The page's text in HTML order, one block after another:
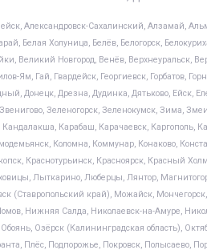
Александровск-Сахалинский, Алзамай,
Белая Холуница, Белёв, Белогорск,
Великий Новгород, Венёв, Верхнеуральск,
Ям, Гай, Гвардейск, Георгиевск, Горбатов,
Донецк, Дрезна, Дудинка, Дятьково, Ейск,
Зеленогорск, Зеленокумск, Зима,
Карабаш, Карачаевск, Каргополь,
Коломна, Коммунар, Конаково,
Краснотурьинск, Красноярск, Красный
Лыткарино, Люберцы, Лянтор,
(Ставропольский край), Можайск,
Нижняя Салда, Николаевск-на-Амуре,
Озёрск (Калининградская область),
Плёс, Подпорожье, Покровск,